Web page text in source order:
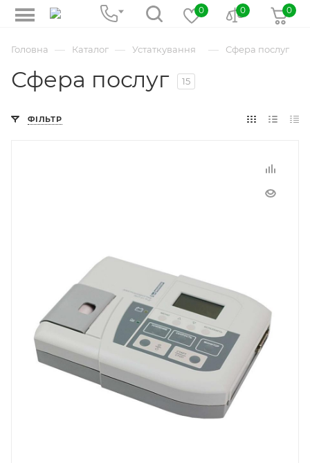
0
0 0
Головна — Каталог — Устаткування — Сфера послуг
Сфера послуг 15
ФІЛЬТР